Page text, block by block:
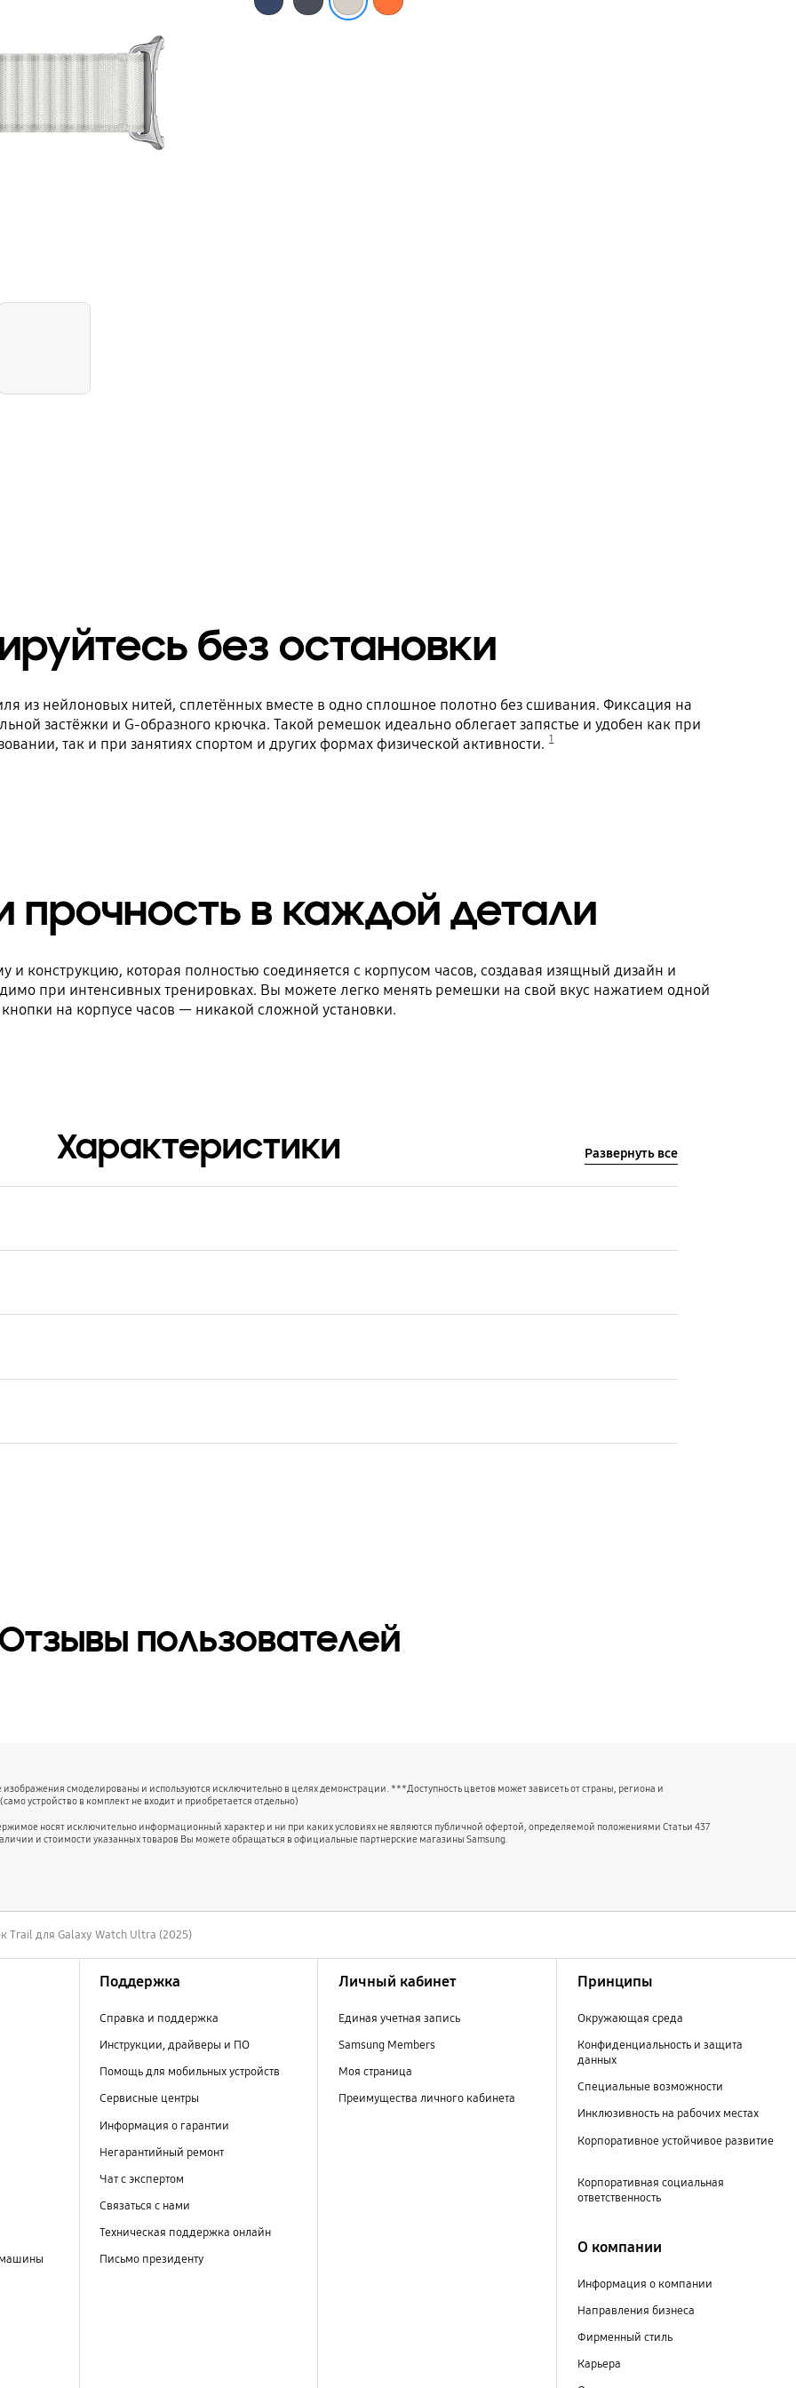
без остановки
из нейлоновых нитей, сплетённых вместе в одно сплошное полотно без сшивания. Фиксация на
застёжки и G-образного крючка. Такой ремешок идеально облегает запястье и удобен как при
так и при занятиях спортом и других формах физической активности. 1
прочность в каждой детали
конструкцию, которая полностью соединяется с корпусом часов, создавая изящный дизайн и
при интенсивных тренировках. Вы можете легко менять ремешки на свой вкус нажатием одной
кнопки на корпусе часов — никакой сложной установки.
Характеристики Развернуть все
пользователей
смоделированы и используются исключительно в целях демонстрации. ***Доступность цветов может зависеть от страны, региона и
устройство в комплект не входит и приобретается отдельно)
носят исключительно информационный характер и ни при каких условиях не являются публичной офертой, определяемой положениями Статьи 437
и стоимости указанных товаров Вы можете обращаться в официальные партнерские магазины Samsung.
Trail для Galaxy Watch Ultra (2025)
Поддержка
Справка и поддержка
Инструкции, драйверы и ПО
Помощь для мобильных устройств
Сервисные центры
Информация о гарантии
Негарантийный ремонт
Чат с экспертом
Связаться с нами
Техническая поддержка онлайн
Письмо президенту
Личный кабинет
Единая учетная запись
Samsung Members
Моя страница
Преимущества личного кабинета
Принципы
Окружающая среда
Конфиденциальность и защита
данных
Специальные возможности
Инклюзивность на рабочих местах
Корпоративное устойчивое развитие
Корпоративная социальная
ответственность
О компании
Информация о компании
Направления бизнеса
Фирменный стиль
Карьера